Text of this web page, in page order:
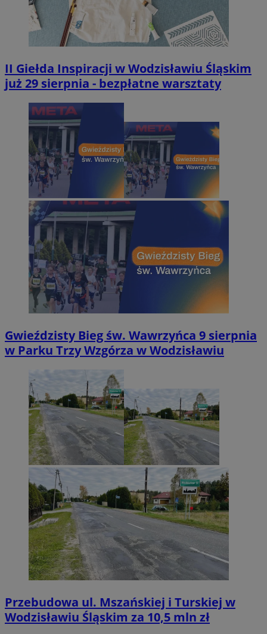
II Giełda Inspiracji w Wodzisławiu Śląskim
już 29 sierpnia - bezpłatne warsztaty
Gwieździsty Bieg św. Wawrzyńca 9 sierpnia
w Parku Trzy Wzgórza w Wodzisławiu
Przebudowa ul. Mszańskiej i Turskiej w
Wodzisławiu Śląskim za 10,5 mln zł